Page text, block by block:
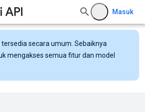
Masuk
tersedia secara umum. Sebaiknya
mengakses semua fitur dan model